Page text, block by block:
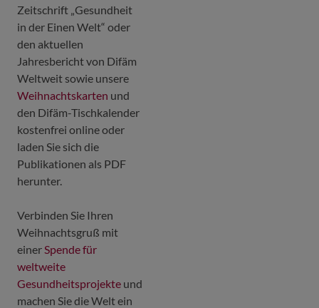
Zeitschrift „Gesundheit
in der Einen Welt“ oder
den aktuellen
Jahresbericht von Difäm
Weltweit sowie unsere
Weihnachtskarten und
den Difäm-Tischkalender
kostenfrei online oder
laden Sie sich die
Publikationen als PDF
herunter.
Verbinden Sie Ihren
Weihnachtsgruß mit
einerSpende für
weltweite
Gesundheitsprojekte und
machen Sie die Welt ein